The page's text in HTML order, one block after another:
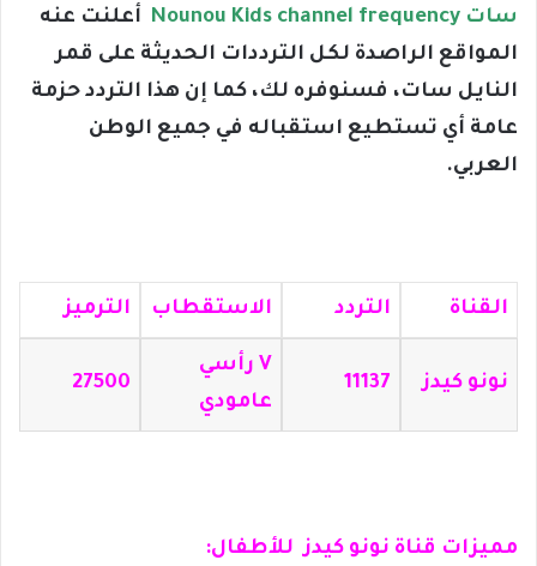
سات Nounou Kids channel frequency
أعلنت عنه
المواقع الراصدة لكل الترددات الحديثة على قمر
النايل سات، فسنوفره لك، كما إن هذا التردد حزمة
عامة أي تستطيع استقباله في جميع الوطن
العربي.
القناة التردد الاستقطاب الترميز
نونو كيدز 11137
V رأسي
عامودي
27500
مميزات قناة نونو كيدز للأطفال: